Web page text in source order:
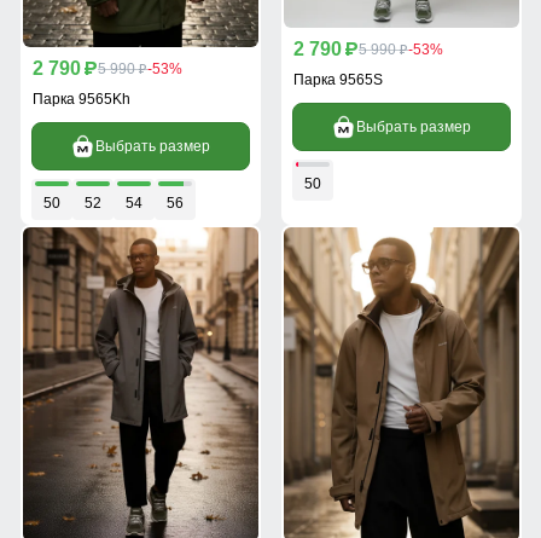
2 790 p5 990 p-53%
Парка 9565Kh
Выбрать размер
50 52 54 56
2 790 p5 990 p-53%
Парка 9565S
Выбрать размер
50